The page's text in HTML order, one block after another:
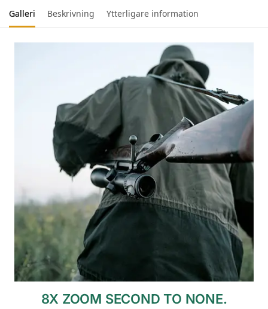
Galleri Beskrivning Ytterligare information
8X ZOOM SECOND TO NONE.